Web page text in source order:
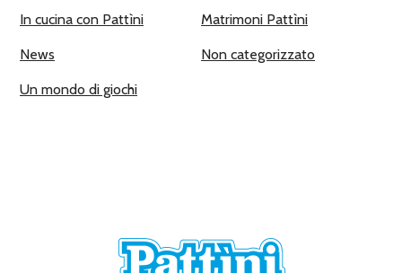
In cucina con Pattìni Matrimoni Pattìni
News Non categorizzato
Un mondo di giochi